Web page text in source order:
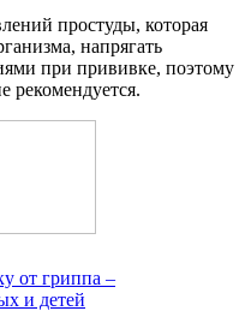
простуды, которая
напрягать
при прививке, поэтому
рекомендуется.
от гриппа –
и детей